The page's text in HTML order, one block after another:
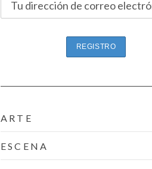
ARTE
ESCENA